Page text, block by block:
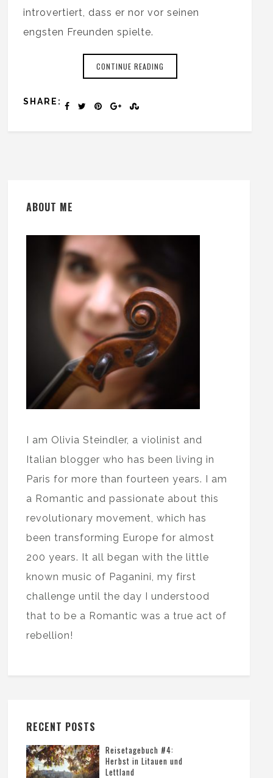
introvertiert, dass er nor vor seinen
engsten Freunden spielte.
CONTINUE READING
SHARE:
ABOUT ME
I am Olivia Steindler, a violinist and
Italian blogger who has been living in
Paris for more than fourteen years. I am
a Romantic and passionate about this
revolutionary movement, which has
been transforming Europe for almost
200 years. It all began with the little
known music of Paganini, my first
challenge until the day I understood
that to be a Romantic was a true act of
rebellion!
RECENT POSTS
Reisetagebuch #4:
Herbst in Litauen und
Lettland